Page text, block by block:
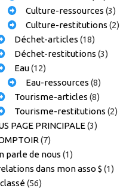
Culture-ressources (3)
Culture-restitutions (2)
Déchet-articles (18)
Déchet-restitutions (3)
Eau(12)
Eau-ressources (8)
Tourisme-articles (8)
Tourisme-restitutions (2)
PAGE PRINCIPALE(3)
(7)
parle de nous (1)
dans mon asso $ (1)
(56)